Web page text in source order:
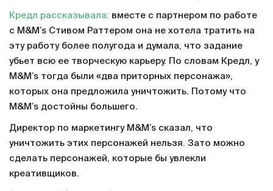
Кредл рассказывала: вместе с партнером по работе
с M&M’s Стивом Раттером она не хотела тратить на
эту работу более полугода и думала, что задание
убьет всю ее творческую карьеру. По словам Кредл, у
M&M’s тогда были «два приторных персонажа»,
которых она предложила уничтожить. Потому что
M&M’s достойны большего.
Директор по маркетингу M&M’s сказал, что
уничтожить этих персонажей нельзя. Зато можно
сделать персонажей, которые бы увлекли
креативщиков.